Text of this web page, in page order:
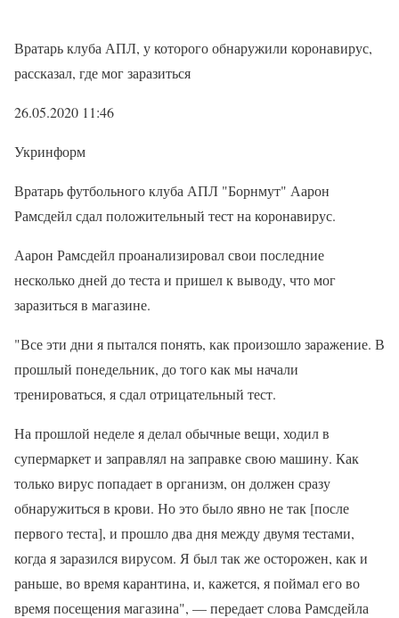
Вратарь клуба АПЛ, у которого обнаружили коронавирус,
рассказал, где мог заразиться
26.05.2020 11:46
Укринформ
Вратарь футбольного клуба АПЛ "Борнмут" Аарон
Рамсдейл сдал положительный тест на коронавирус.
Аарон Рамсдейл проанализировал свои последние
несколько дней до теста и пришел к выводу, что мог
заразиться в магазине.
"Все эти дни я пытался понять, как произошло заражение. В
прошлый понедельник, до того как мы начали
тренироваться, я сдал отрицательный тест.
На прошлой неделе я делал обычные вещи, ходил в
супермаркет и заправлял на заправке свою машину. Как
только вирус попадает в организм, он должен сразу
обнаружиться в крови. Но это было явно не так [после
первого теста], и прошло два дня между двумя тестами,
когда я заразился вирусом. Я был так же осторожен, как и
раньше, во время карантина, и, кажется, я поймал его во
время посещения магазина", — передает слова Рамсдейла